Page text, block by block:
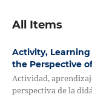
All Items
Activity,
the Perspective
Actividad,
perspectiva de la